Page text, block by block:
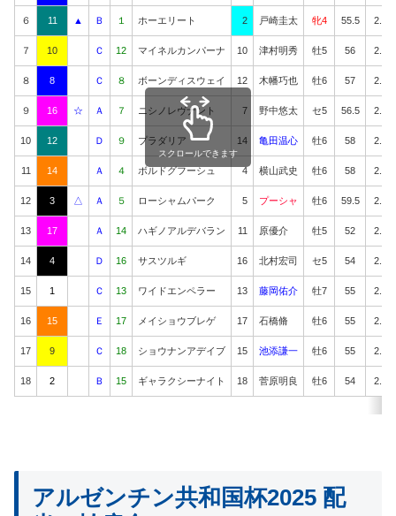
６ 11 ▲ Ｂ １ ホーエリート 2 戸崎圭太 牝4 55.5
７ 10 Ｃ 12 マイネルカンパーナ 10 津村明秀 牡5 56
８ 8 Ｃ ８ ボーンディスウェイ 12 木幡巧也 牡6 57
９ 16 ☆ Ａ ７ ニシノレヴナント 7 野中悠太 セ5 56.5
10 12 Ｄ ９ プラダリア 14 亀田温心 牡6 58
11 14 Ａ ４ ボルドグフーシュ 4 横山武史 牡6 58
12 3 △ Ａ ５ ローシャムパーク 5 プーシャ 牡6 59.5
13 17 Ａ 14 ハギノアルデバラン 11 原優介 牡5 52
14 4 Ｄ 16 サスツルギ 16 北村宏司 セ5 54
15 1 Ｃ 13 ワイドエンペラー 13 藤岡佑介 牡7 55
16 15 Ｅ 17 メイショウブレゲ 17 石橋脩 牡6 55
17 9 Ｃ 18 ショウナンアデイブ 15 池添謙一 牡6 55
18 2 Ｂ 15 ギャラクシーナイト 18 菅原明良 牡6 54
スクロールできます
アルゼンチン共和国杯2025 配